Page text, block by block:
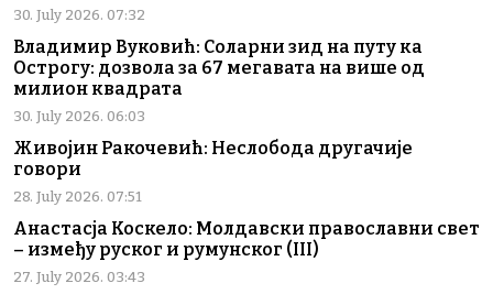
30. July 2026. 07:32
Владимир Вуковић: Соларни зид на путу ка
Острогу: дозвола за 67 мегавата на више од
милион квадрата
30. July 2026. 06:03
Живојин Ракочевић: Неслобода другачије
говори
28. July 2026. 07:51
Анастасја Коскело: Молдавски православни свет
– између руског и румунског (III)
27. July 2026. 03:43